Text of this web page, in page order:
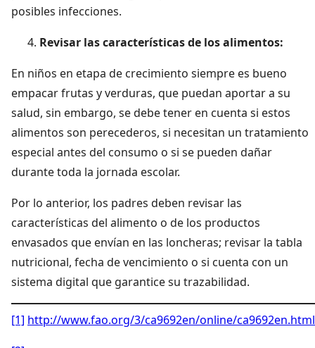
posibles infecciones.
Revisar las características de los alimentos:
En niños en etapa de crecimiento siempre es bueno
empacar frutas y verduras, que puedan aportar a su
salud, sin embargo, se debe tener en cuenta si estos
alimentos son perecederos, si necesitan un tratamiento
especial antes del consumo o si se pueden dañar
durante toda la jornada escolar.
Por lo anterior, los padres deben revisar las
características del alimento o de los productos
envasados que envían en las loncheras; revisar la tabla
nutricional, fecha de vencimiento o si cuenta con un
sistema digital que garantice su trazabilidad.
[1] http://www.fao.org/3/ca9692en/online/ca9692en.html